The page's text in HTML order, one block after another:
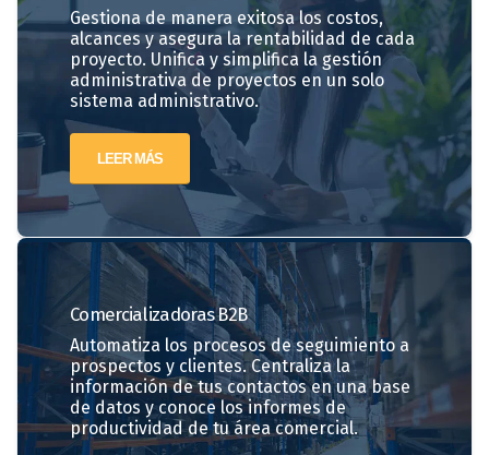
Gestiona de manera exitosa los costos,
alcances y asegura la rentabilidad de cada
proyecto. Unifica y simplifica la gestión
administrativa de proyectos en un solo
sistema administrativo.
LEER MÁS
ComercializadorasB2B
Automatiza los procesos de seguimiento a
prospectos y clientes. Centraliza la
información de tus contactos en una base
de datos y conoce los informes de
productividad de tu área comercial.